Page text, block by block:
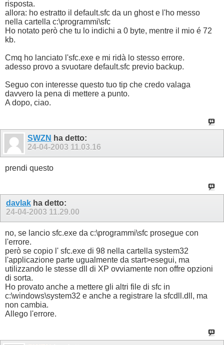
risposta.
allora: ho estratto il default.sfc da un ghost e l'ho messo
nella cartella c:\programmi\sfc
Ho notato però che tu lo indichi a 0 byte, mentre il mio é 72
kb.
Cmq ho lanciato l'sfc.exe e mi ridà lo stesso errore.
adesso provo a svuotare default.sfc previo backup.
Seguo con interesse questo tuo tip che credo valaga
davvero la pena di mettere a punto.
A dopo, ciao.
SWZN ha detto:
24-04-2003 11.03.16
prendi questo
davlak ha detto:
24-04-2003 11.29.00
no, se lancio sfc.exe da c:\programmi\sfc prosegue con
l'errore.
però se copio l' sfc.exe di 98 nella cartella system32
l'applicazione parte ugualmente da start>esegui, ma
utilizzando le stesse dll di XP ovviamente non offre opzioni
di sorta.
Ho provato anche a mettere gli altri file di sfc in
c:\windows\system32 e anche a registrare la sfcdll.dll, ma
non cambia.
Allego l'errore.